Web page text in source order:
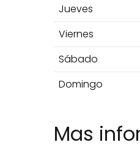
Jueves
Viernes
Sábado
Domingo
Mas